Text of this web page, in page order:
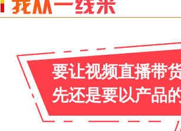
继续给予西藏大
提升脱贫攻坚成